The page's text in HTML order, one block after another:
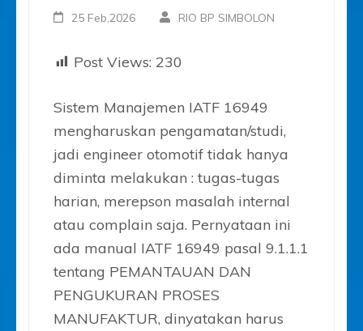
25 Feb,2026 RIO BP SIMBOLON
Post Views: 230
Sistem Manajemen IATF 16949
mengharuskan pengamatan/studi,
jadi engineer otomotif tidak hanya
diminta melakukan : tugas-tugas
harian, merepson masalah internal
atau complain saja. Pernyataan ini
ada manual IATF 16949 pasal 9.1.1.1
tentang PEMANTAUAN DAN
PENGUKURAN PROSES
MANUFAKTUR, dinyatakan harus